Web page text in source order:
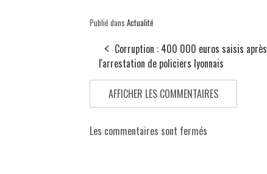
Publié dans Actualité
Corruption : 400 000 euros saisis après
l'arrestation de policiers lyonnais
AFFICHER LES COMMENTAIRES
Les commentaires sont fermés